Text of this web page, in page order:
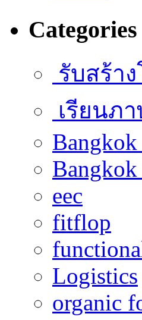
Categories
รับสร้า
เรียนภ
eec
fitflop
Logistics
organic